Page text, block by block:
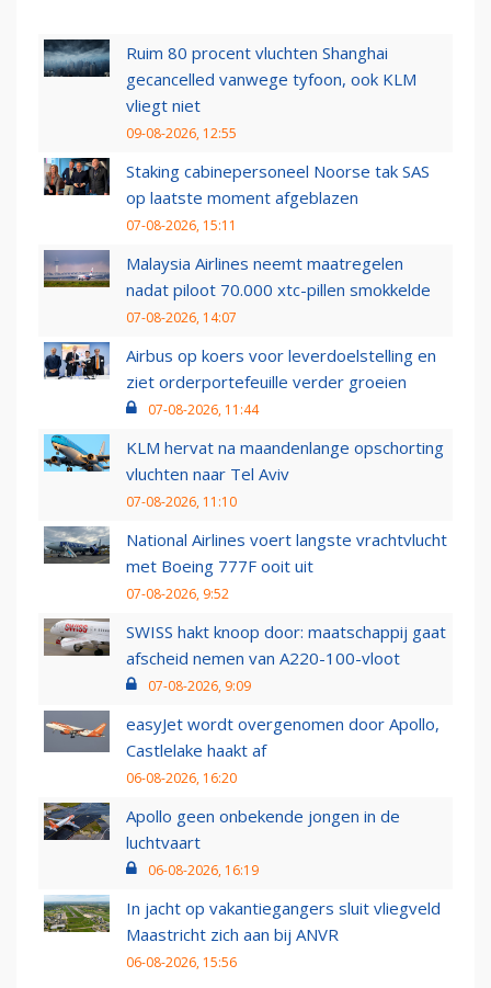
Ruim 80 procent vluchten Shanghai
gecancelled vanwege tyfoon, ook KLM
vliegt niet
09-08-2026, 12:55
Staking cabinepersoneel Noorse tak SAS
op laatste moment afgeblazen
07-08-2026, 15:11
Malaysia Airlines neemt maatregelen
nadat piloot 70.000 xtc-pillen smokkelde
07-08-2026, 14:07
Airbus op koers voor leverdoelstelling en
ziet orderportefeuille verder groeien
07-08-2026, 11:44
KLM hervat na maandenlange opschorting
vluchten naar Tel Aviv
07-08-2026, 11:10
National Airlines voert langste vrachtvlucht
met Boeing 777F ooit uit
07-08-2026, 9:52
SWISS hakt knoop door: maatschappij gaat
afscheid nemen van A220-100-vloot
07-08-2026, 9:09
easyJet wordt overgenomen door Apollo,
Castlelake haakt af
06-08-2026, 16:20
Apollo geen onbekende jongen in de
luchtvaart
06-08-2026, 16:19
In jacht op vakantiegangers sluit vliegveld
Maastricht zich aan bij ANVR
06-08-2026, 15:56